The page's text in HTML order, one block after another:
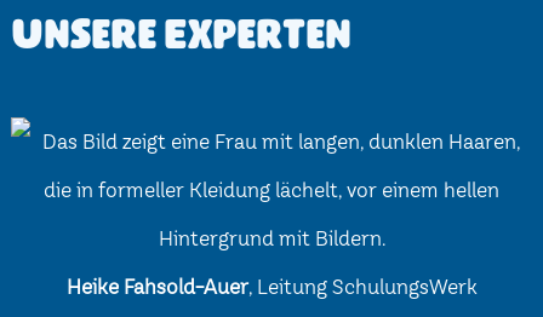
Unsere Experten
Heike Fahsold-Auer, Leitung SchulungsWerk